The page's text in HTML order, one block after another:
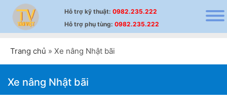
Hỗ trợ kỹ thuật: 0982.235.222
Hỗ trợ phụ tùng: 0982.235.222
Trang chủ » Xe nâng Nhật bãi
Xe nâng Nhật bãi